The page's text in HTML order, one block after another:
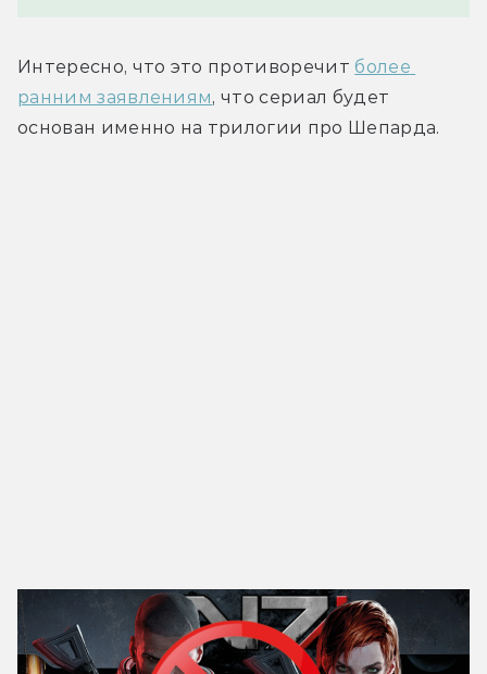
Интересно, что это противоречит более
ранним заявлениям, что сериал будет
основан именно на трилогии про Шепарда.